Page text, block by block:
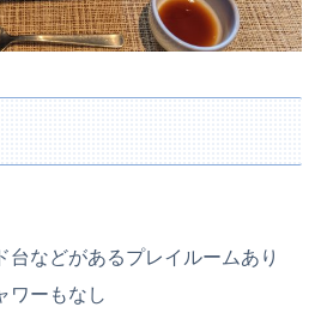
台などがあるプレイルームあり
ワーもなし